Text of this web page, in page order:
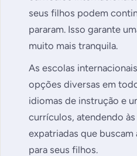
seus filhos podem
pararam. Isso garante
muito mais tranquila.
As escolas
opções diversas em
idiomas de instrução e
currículos, atendendo
expatriadas que
para seus filhos.